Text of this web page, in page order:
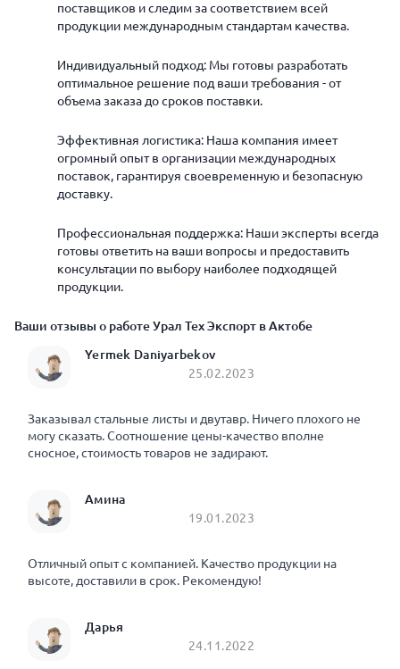
поставщиков и следим за соответствием всей
продукции международным стандартам качества.
Индивидуальный подход: Мы готовы разработать
оптимальное решение под ваши требования - от
объема заказа до сроков поставки.
Эффективная логистика: Наша компания имеет
огромный опыт в организации международных
поставок, гарантируя своевременную и безопасную
доставку.
Профессиональная поддержка: Наши эксперты всегда
готовы ответить на ваши вопросы и предоставить
консультации по выбору наиболее подходящей
продукции.
Ваши отзывы о работе Урал Тех Экспорт в Актобе
Yermek Daniyarbekov
25.02.2023
Заказывал стальные листы и двутавр. Ничего плохого не
могу сказать. Соотношение цены-качество вполне
сносное, стоимость товаров не задирают.
Амина
19.01.2023
Отличный опыт с компанией. Качество продукции на
высоте, доставили в срок. Рекомендую!
Дарья
24.11.2022